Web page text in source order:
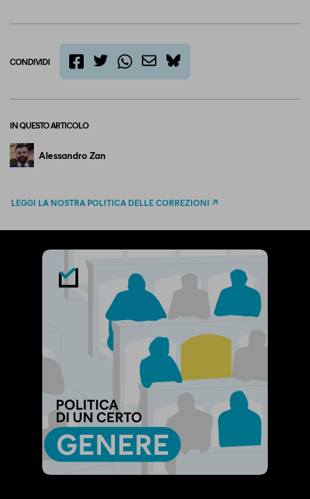
CONDIVIDI
bluesky
IN QUESTO ARTICOLO
Alessandro Zan
LEGGI LA NOSTRA POLITICA DELLE CORREZIONI